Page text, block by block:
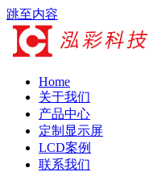
跳至内容
Home
关于我们
产品中心
定制显示屏
LCD案例
联系我们